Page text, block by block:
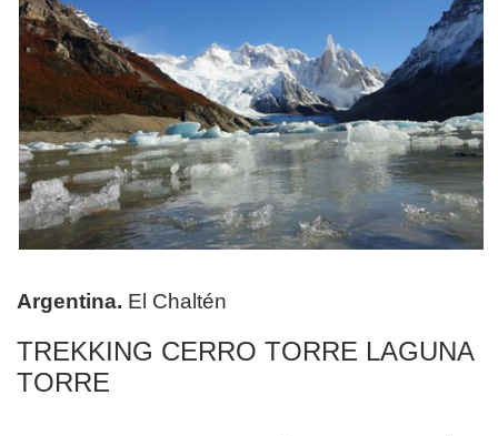
Argentina. El Chaltén
TREKKING CERRO TORRE LAGUNA
TORRE